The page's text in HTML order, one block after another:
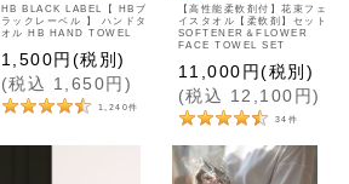
HB BLACK LABEL【 HBブ
ラックレーベル 】 ハンドタ
オル HB HAND TOWEL
1,500円 (税別)
(税込 1,650円 )
1,240件
【高性能柔軟剤付】花束フェ
イスタオル【柔軟剤】セット
SOFTENER＆FLOWER
FACE TOWEL SET
11,000円(税別)
(税込 12,100 円)
34 件